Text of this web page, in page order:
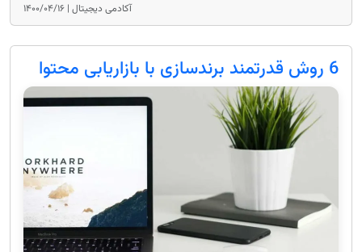
آکادمی دیجیتال | ۱۴۰۰/۰۴/۱۶
6 روش قدرتمند برندسازی با بازاریابی محتوا